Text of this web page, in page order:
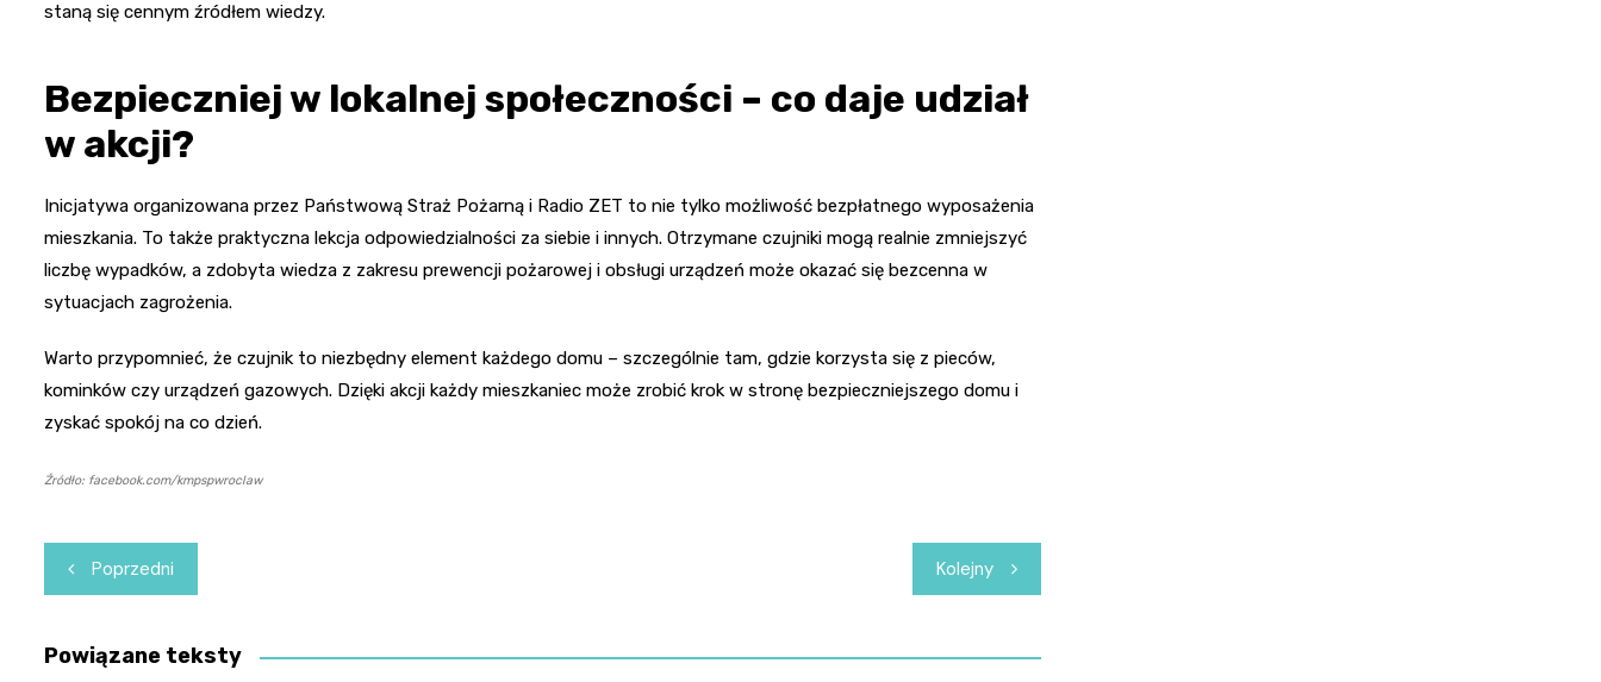
staną się cennym źródłem wiedzy.
Bezpieczniej w lokalnej społeczności – co daje udział
w akcji?
Inicjatywa organizowana przez Państwową Straż Pożarną i Radio ZET to nie tylko możliwość bezpłatnego wyposażenia
mieszkania. To także praktyczna lekcja odpowiedzialności za siebie i innych. Otrzymane czujniki mogą realnie zmniejszyć
liczbę wypadków, a zdobyta wiedza z zakresu prewencji pożarowej i obsługi urządzeń może okazać się bezcenna w
sytuacjach zagrożenia.
Warto przypomnieć, że czujnik to niezbędny element każdego domu – szczególnie tam, gdzie korzysta się z pieców,
kominków czy urządzeń gazowych. Dzięki akcji każdy mieszkaniec może zrobić krok w stronę bezpieczniejszego domu i
zyskać spokój na co dzień.
Źródło: facebook.com/kmpspwroclaw
Nawigacja
wpisu
Poprzedni Kolejny
Powiązane teksty